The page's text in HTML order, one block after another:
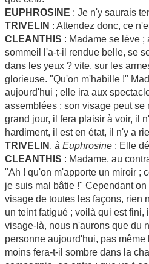
EUPHROSINE : Je n'y saurais
TRIVELIN : Attendez donc, ce
CLEANTHIS : Madame se lève
sommeil l'a-t-il rendue belle, se
dans les yeux ? vite, sur les
glorieuse. "Qu'on m'habille !"
aujourd'hui ; elle ira aux
assemblées ; son visage peut se
grand jour, il fera plaisir à voir, il
hardiment, il est en état, il n'y a
TRIVELIN , à Euphrosine : Elle
CLEANTHIS : Madame, au
"Ah ! qu'on m'apporte un miroir ;
je suis mal bâtie !" Cependant
visage de toutes les façons, rien
un teint fatigué ; voilà qui est fini,
visage-là, nous n'aurons que du
personne aujourd'hui, pas même
moins fera-t-il sombre dans la